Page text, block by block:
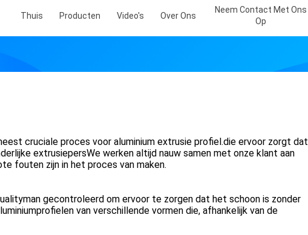
Thuis Producten Video's Over Ons
Neem Contact Met Ons
Op
cruciale proces voor aluminium extrusie profiel.die ervoor zorgt dat
extrusiepersWe werken altijd nauw samen met onze klant aan
fouten zijn in het proces van maken.
gecontroleerd om ervoor te zorgen dat het schoon is zonder
van verschillende vormen die, afhankelijk van de